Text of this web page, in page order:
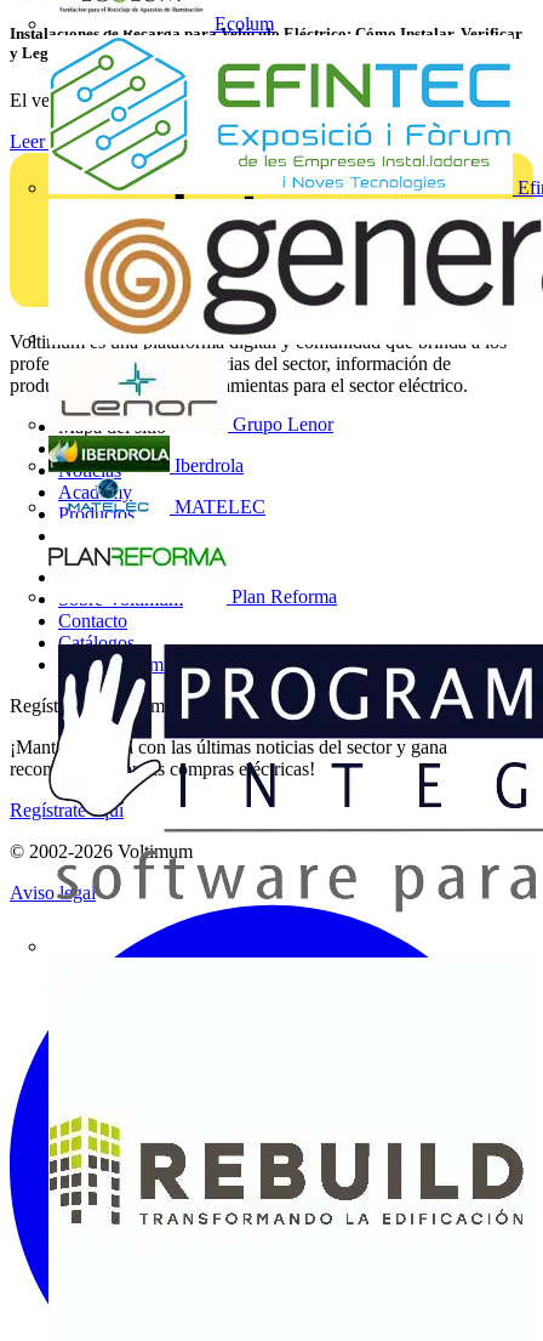
Ecolum
Grupo Lenor
Iberdrola
MATELEC
Plan Reforma
Instalaciones de Recarga para Vehículo Eléctrico: Cómo Instalar, Verificar
y Legalizar con Éxito
El vehículo eléctrico ya no es una tendencia emergente: es...
Leer más
Voltimum es una plataforma digital y comunidad que brinda a los
profesionales eléctricos noticias del sector, información de
productos, formación y herramientas para el sector eléctrico.
Mapa del sitio
Inicio
Noticias
Academy
Productos
Sobre Voltimum
Contacto
Catálogos
Grupo Voltimum
Regístrate en Voltimum
¡Mantente al día con las últimas noticias del sector y gana
recompensas por tus compras eléctricas!
Regístrate aquí
© 2002-2026 Voltimum
Aviso legal